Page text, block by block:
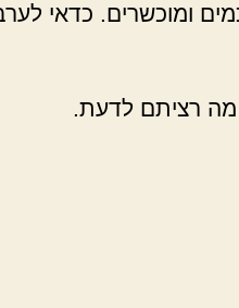
ומוכשרים. כדאי
מה רציתם לדעת.